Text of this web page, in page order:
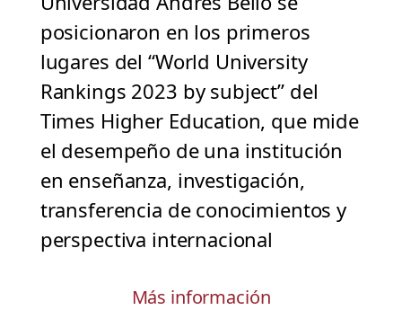
posicionaron en los primeros
lugares del “World University
Rankings 2023 by subject” del
Times Higher Education, que mide
el desempeño de una institución
en enseñanza, investigación,
transferencia de conocimientos y
perspectiva internacional
Más información